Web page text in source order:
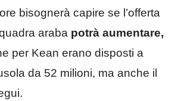
bisognerà capire se l’offerta
araba potrà aumentare,
per Kean erano disposti a
da 52 milioni, ma anche il